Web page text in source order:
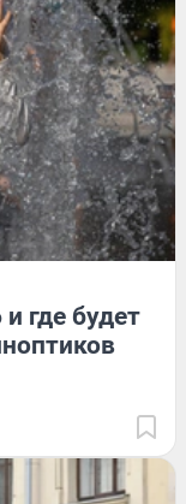
где будет